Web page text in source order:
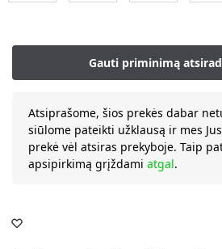
Atsiprašome, šios prekės dabar
siūlome pateikti užklausą ir mes
prekė vėl atsiras prekyboje. Taip
apsipirkimą grįždami atgal.